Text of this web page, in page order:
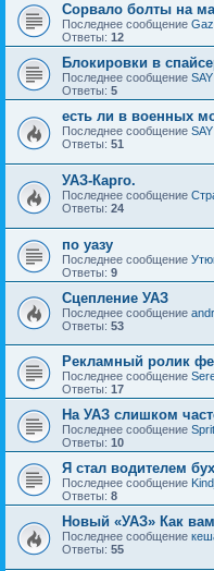
Сорвало болты на
Последнее сообщение
Ответы: 12
Блокировки в
Последнее сообщение SAY
Ответы: 5
есть ли в военных
Последнее сообщение SAY
Ответы: 51
УАЗ-Карго.
Последнее сообщение
Ответы: 24
по уазу
Последнее сообщение
Ответы: 9
Сцепление УАЗ
Последнее сообщение
Ответы: 53
Рекламный ролик
Последнее сообщение
Ответы: 17
На УАЗ слишком
Последнее сообщение
Ответы: 10
Я стал водителем
Последнее сообщение
Ответы: 8
Новый «УАЗ» Как
Последнее сообщение
Ответы: 55